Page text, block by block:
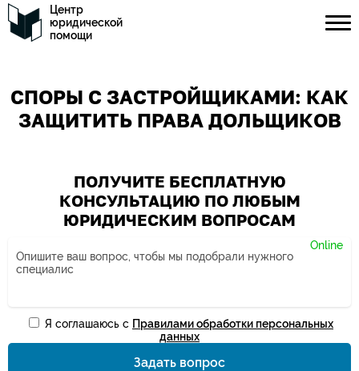
Центр
юридической
помощи
СПОРЫ С ЗАСТРОЙЩИКАМИ: КАК
ЗАЩИТИТЬ ПРАВА ДОЛЬЩИКОВ
ПОЛУЧИТЕ БЕСПЛАТНУЮ
КОНСУЛЬТАЦИЮ ПО ЛЮБЫМ
ЮРИДИЧЕСКИМ ВОПРОСАМ
Я соглашаюсь с Правилами обработки персональных
данных
Задать вопрос